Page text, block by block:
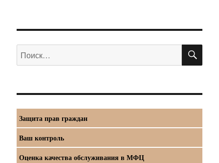
Искать:
Защита прав граждан
Ваш контроль
Оценка качества обслуживания в МФЦ